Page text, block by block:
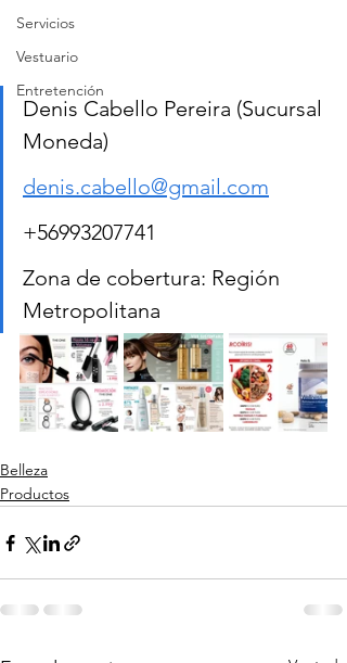
Servicios
Vestuario
Entretención
Denis Cabello Pereira (Sucursal
Moneda)
denis.cabello@gmail.com
+56993207741
Zona de cobertura: Región
Metropolitana
Belleza
Productos